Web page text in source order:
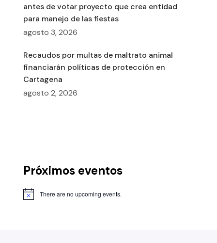
antes de votar proyecto que crea entidad
para manejo de las fiestas
agosto 3, 2026
Recaudos por multas de maltrato animal
financiarán políticas de protección en
Cartagena
agosto 2, 2026
Próximos eventos
There are no upcoming events.